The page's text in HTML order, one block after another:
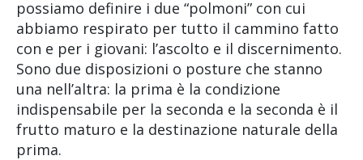
possiamo definire i due “polmoni” con cui
abbiamo respirato per tutto il cammino fatto
con e per i giovani: l’ascolto e il discernimento.
Sono due disposizioni o posture che stanno
una nell’altra: la prima è la condizione
indispensabile per la seconda e la seconda è il
frutto maturo e la destinazione naturale della
prima.